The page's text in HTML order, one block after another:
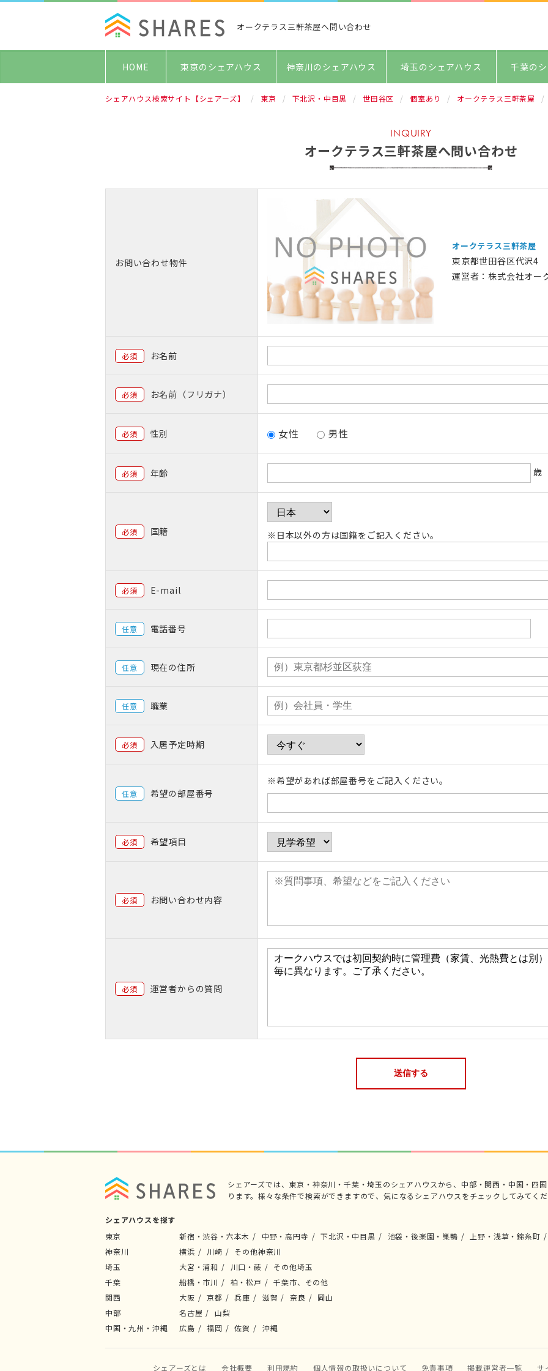
オークテラス三軒茶屋へ問い合わせ
HOME 東京のシェアハウス 神奈川のシェアハウス 埼玉のシェアハウス 千葉の
シェアハウス検索サイト【シェアーズ】 東京 下北沢・中目黒 世田谷区 個室あり オークテラス三軒茶屋
INQUIRY
オークテラス三軒茶屋へ問い合わせ
お問い合わせ物件
オークテラス三軒茶屋
東京都世田谷区代沢4
運営者：株式会社オー
必須 お名前
必須 お名前（フリガナ）
必須 性別 女性 男性
必須 年齢 歳
必須 国籍 ※日本以外の方は国籍をご記入ください。
必須 E-mail
任意 電話番号
任意 現在の住所
任意 職業
必須 入居予定時期
任意 希望の部屋番号
※希望があれば部屋番号をご記入ください。
必須 希望項目
必須 お問い合わせ内容
必須 運営者からの質問
シェアーズでは、東京・神奈川・千葉・埼玉のシェアハウスから、中部・関西・中国・四
ります。様々な条件で検索ができますので、気になるシェアハウスをチェックしてみてく
シェアハウスを探す
東京
新宿・渋谷・六本木 中野・高円寺 下北沢・中目黒 池袋・後楽園・巣鴨
上野・浅草・錦糸町
神奈川
横浜 川崎
その他神奈川
埼玉
大宮・浦和 川口・蕨
その他埼玉
千葉
船橋・市川 柏・松戸
千葉市、その他
関西
大阪 京都 兵庫 滋賀 奈良
岡山
中部
名古屋
山梨
中国・九州・沖縄
広島 福岡 佐賀 沖縄
シェアーズとは 会社概要 利用規約 個人情報の取扱いについて 免責事項 掲載運営者一覧 サ